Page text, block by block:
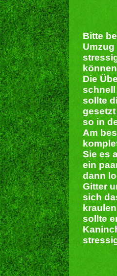
Bitte
Die
sollte
so in
Am
Sie es
ein
dann
Gitter
sich
sollte